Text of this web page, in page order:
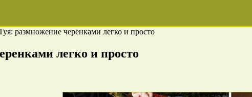
размножение черенками легко и просто
легко и просто